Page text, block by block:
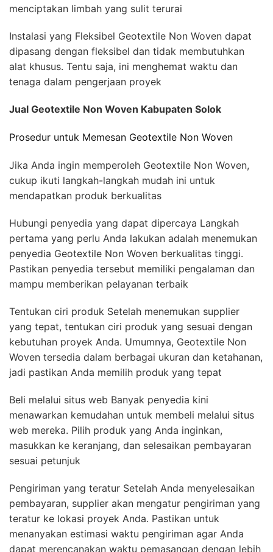
menciptakan limbah yang sulit terurai
Instalasi yang Fleksibel Geotextile Non Woven dapat
dipasang dengan fleksibel dan tidak membutuhkan
alat khusus. Tentu saja, ini menghemat waktu dan
tenaga dalam pengerjaan proyek
Jual Geotextile Non Woven Kabupaten Solok
Prosedur untuk Memesan Geotextile Non Woven
Jika Anda ingin memperoleh Geotextile Non Woven,
cukup ikuti langkah-langkah mudah ini untuk
mendapatkan produk berkualitas
Hubungi penyedia yang dapat dipercaya Langkah
pertama yang perlu Anda lakukan adalah menemukan
penyedia Geotextile Non Woven berkualitas tinggi.
Pastikan penyedia tersebut memiliki pengalaman dan
mampu memberikan pelayanan terbaik
Tentukan ciri produk Setelah menemukan supplier
yang tepat, tentukan ciri produk yang sesuai dengan
kebutuhan proyek Anda. Umumnya, Geotextile Non
Woven tersedia dalam berbagai ukuran dan ketahanan,
jadi pastikan Anda memilih produk yang tepat
Beli melalui situs web Banyak penyedia kini
menawarkan kemudahan untuk membeli melalui situs
web mereka. Pilih produk yang Anda inginkan,
masukkan ke keranjang, dan selesaikan pembayaran
sesuai petunjuk
Pengiriman yang teratur Setelah Anda menyelesaikan
pembayaran, supplier akan mengatur pengiriman yang
teratur ke lokasi proyek Anda. Pastikan untuk
menanyakan estimasi waktu pengiriman agar Anda
dapat merencanakan waktu pemasangan dengan lebih